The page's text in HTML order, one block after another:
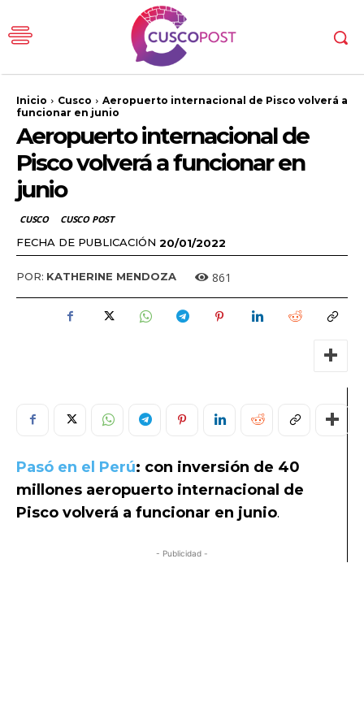
Inicio Cusco
Aeropuerto internacional de Pisco volverá a
funcionar en junio
Aeropuerto internacional de
Pisco volverá a funcionar en
junio
CUSCO CUSCO POST
FECHA DE PUBLICACIÓN 20/01/2022
POR: KATHERINE MENDOZA 861
Pasó en el Perú: con inversión de 40
millones aeropuerto internacional de
Pisco volverá a funcionar en junio.
- Publicidad -